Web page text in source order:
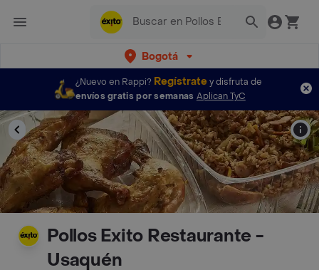
Bogotá
¿Nuevo en Rappi? Regístratey disfruta de
envíos gratis por semanas Aplican TyC
Pollos Exito Restaurante -
Usaquén